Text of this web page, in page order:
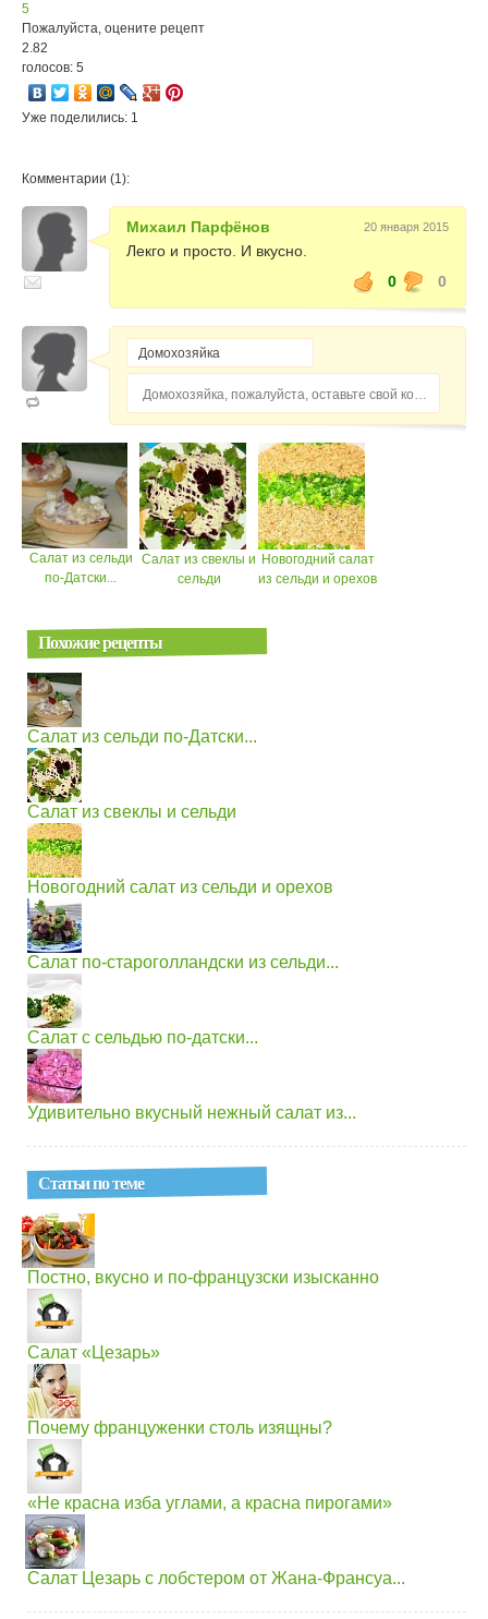
5
Пожалуйста, оцените рецепт
2.82
голосов: 5
Уже поделились: 1
Комментарии (1):
Михаил Парфёнов 20 января 2015
Лекго и просто. И вкусно.
0
0
Домохозяйка, пожалуйста, оставьте свой комментарий...
Салат из сельди
по-Датски...
Салат из свеклы и
сельди
Новогодний салат
из сельди и орехов
Похожие рецепты
Салат из сельди по-Датски...
Салат из свеклы и сельди
Новогодний салат из сельди и орехов
Салат по-староголландски из сельди...
Салат c сельдью по-датски...
Удивительно вкусный нежный салат из...
Статьи по теме
Постно, вкусно и по-французски изысканно
Салат «Цезарь»
Почему француженки столь изящны?
«Не красна изба углами, а красна пирогами»
Салат Цезарь с лобстером от Жана-Франсуа...